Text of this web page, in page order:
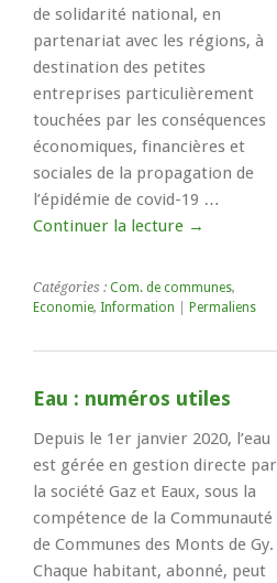
de solidarité national, en
partenariat avec les régions, à
destination des petites
entreprises particulièrement
touchées par les conséquences
économiques, financières et
sociales de la propagation de
l’épidémie de covid-19 …
Continuer la lecture →
Catégories : Com. de communes,
Economie, Information Permaliens
Eau : numéros utiles
Depuis le 1er janvier 2020, l’eau
est gérée en gestion directe par
la société Gaz et Eaux, sous la
compétence de la Communauté
de Communes des Monts de Gy.
Chaque habitant, abonné, peut